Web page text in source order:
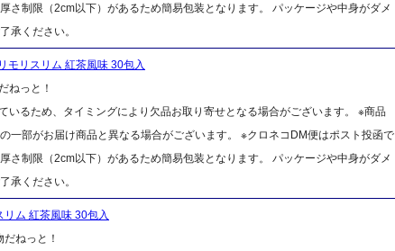
さ制限（2cm以下）があるため簡易包装となります。 パッケージや中身がダメ
承ください。
モリスリム 紅茶風味 30包入
ねっと！
いるため、タイミングにより欠品お取り寄せとなる場合がございます。 ※商品
一部がお届け商品と異なる場合がございます。 ※クロネコDM便はポスト投函で
さ制限（2cm以下）があるため簡易包装となります。 パッケージや中身がダメ
承ください。
ム 紅茶風味 30包入
ねっと！